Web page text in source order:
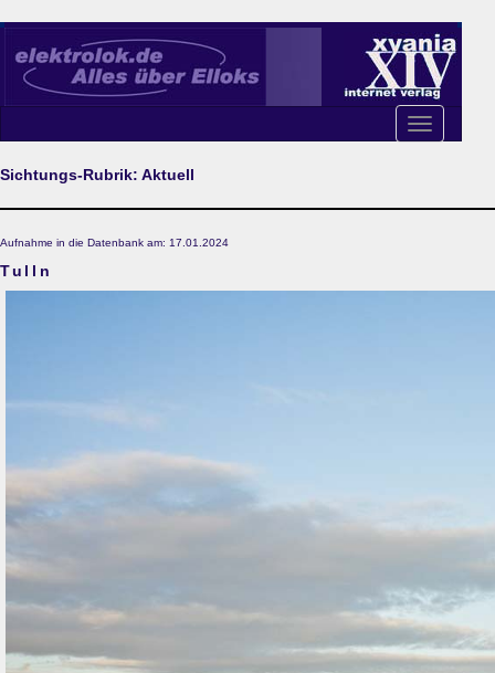
Toggle
navigation
Sichtungs-Rubrik: Aktuell
Aufnahme in die Datenbank am: 17.01.2024
Tulln